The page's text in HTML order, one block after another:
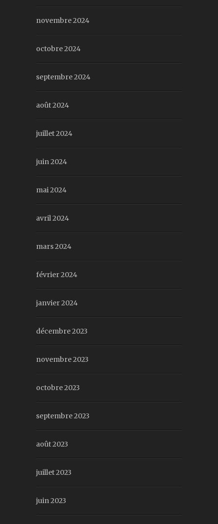
novembre 2024
octobre 2024
septembre 2024
août 2024
juillet 2024
juin 2024
mai 2024
avril 2024
mars 2024
février 2024
janvier 2024
décembre 2023
novembre 2023
octobre 2023
septembre 2023
août 2023
juillet 2023
juin 2023